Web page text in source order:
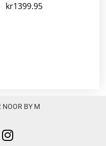
kr1399.95
BY M
I
n